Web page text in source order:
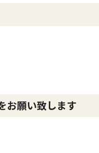
お願い致します